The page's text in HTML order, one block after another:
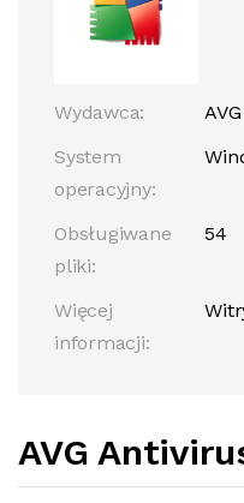
Wydawca:
System
operacyjny:
Obsługiwane
pliki:
54
Więcej
informacji:
AVG